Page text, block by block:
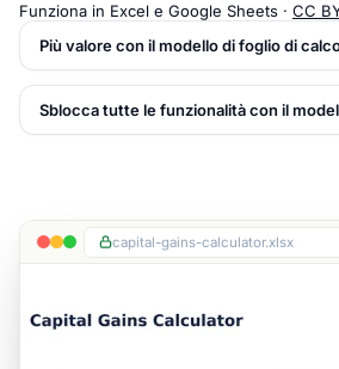
Funziona in Excel e Google Sheets · CC
Più valore con il modello di foglio di
Sblocca tutte le funzionalità con il
capital-gains-calculator.xlsx